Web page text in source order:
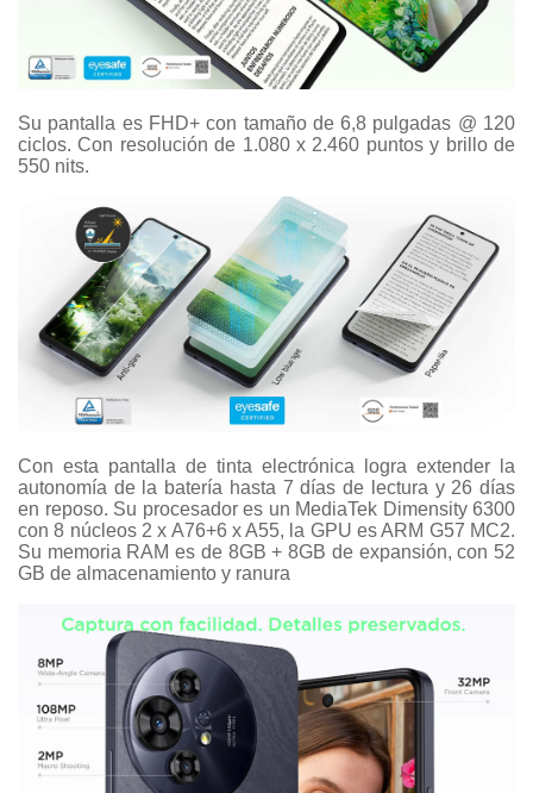
Su pantalla es FHD+ con tamaño de 6,8 pulgadas @ 120
ciclos. Con resolución de 1.080 x 2.460 puntos y brillo de
550 nits.
Con esta pantalla de tinta electrónica logra extender la
autonomía de la batería hasta 7 días de lectura y 26 días
en reposo. Su procesador es un MediaTek Dimensity 6300
con 8 núcleos 2 x A76+6 x A55, la GPU es ARM G57 MC2.
Su memoria RAM es de 8GB + 8GB de expansión, con 52
GB de almacenamiento y ranura